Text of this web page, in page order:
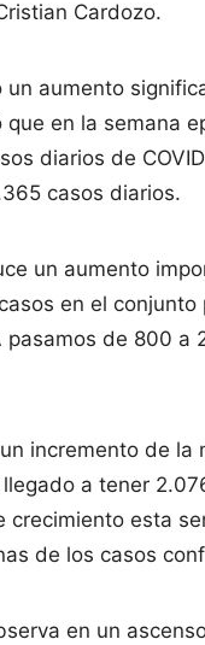
Cardozo.
aumento
en la semana
diarios de
casos diarios.
un aumento
en el
de 800
incremento de la
a tener
esta
de los casos
en un